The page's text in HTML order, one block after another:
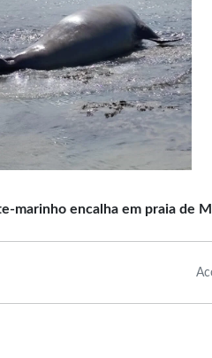
marinho encalha em praia de